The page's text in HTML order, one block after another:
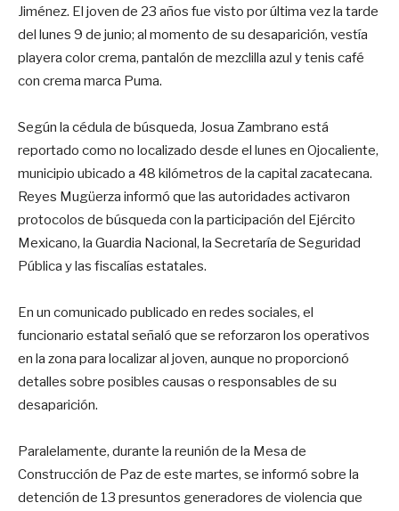
Jiménez. El joven de 23 años fue visto por última vez la tarde
del lunes 9 de junio; al momento de su desaparición, vestía
playera color crema, pantalón de mezclilla azul y tenis café
con crema marca Puma.
Según la cédula de búsqueda, Josua Zambrano está
reportado como no localizado desde el lunes en Ojocaliente,
municipio ubicado a 48 kilómetros de la capital zacatecana.
Reyes Mugüerza informó que las autoridades activaron
protocolos de búsqueda con la participación del Ejército
Mexicano, la Guardia Nacional, la Secretaría de Seguridad
Pública y las fiscalías estatales.
En un comunicado publicado en redes sociales, el
funcionario estatal señaló que se reforzaron los operativos
en la zona para localizar al joven, aunque no proporcionó
detalles sobre posibles causas o responsables de su
desaparición.
Paralelamente, durante la reunión de la Mesa de
Construcción de Paz de este martes, se informó sobre la
detención de 13 presuntos generadores de violencia que